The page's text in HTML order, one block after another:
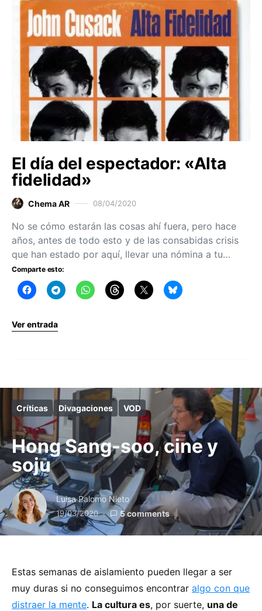
El día del espectador: «Alta
fidelidad»
Chema AR 08/04/2020
No se cómo estarán las cosas ahí fuera, pero hace
años, antes de todo esto y de las consabidas crisis
que han estado por aquí, llevar una nómina a tu…
Comparte esto:
Ver entrada
Críticas Divagaciones VOD
Hong Sang-soo, cine y
soju
Luisa Palomo Nieto
19/03/2020 5 comments
Estas semanas de aislamiento pueden llegar a ser
muy duras si no conseguimos encontrar algo con que
distraer la mente. La cultura es, por suerte, una de